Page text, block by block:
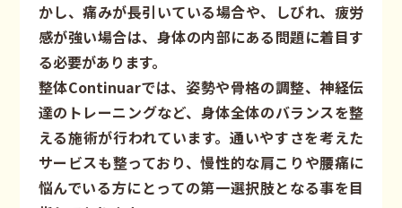
かし、痛みが長引いている場合や、しびれ、疲労
感が強い場合は、身体の内部にある問題に着目す
る必要があります。
整体Continuarでは、姿勢や骨格の調整、神経伝
達のトレーニングなど、身体全体のバランスを整
える施術が行われています。通いやすさを考えた
サービスも整っており、慢性的な肩こりや腰痛に
悩んでいる方にとっての第一選択肢となる事を目